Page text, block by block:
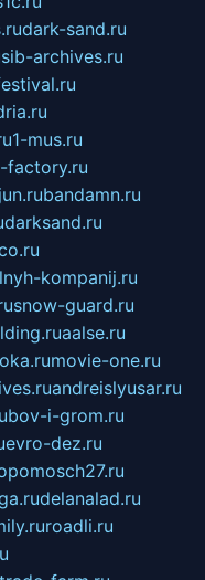
dark-sand.ru
sib-archives.ru
1-mus.ru
factory.ru
bandamn.ru
darksand.ru
kompanij.ru
snow-guard.ru
aalse.ru
movie-one.ru
andreislyusar.ru
i-grom.ru
evro-dez.ru
delanalad.ru
roadli.ru